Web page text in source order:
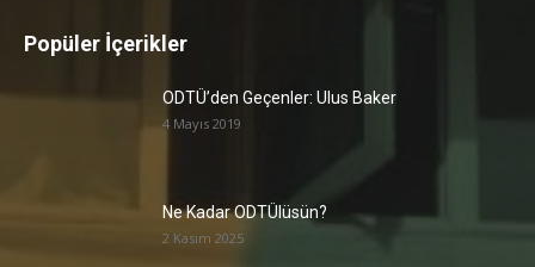
Popüler İçerikler
ODTÜ’den Geçenler: Ulus Baker
4 Mayıs 2019
Ne Kadar ODTÜlüsün?
2 Kasım 2025